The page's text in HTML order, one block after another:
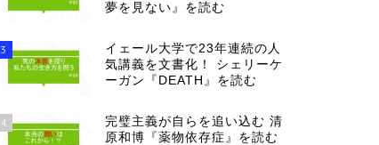
夢を見ない』を読む
3
イェール大学で23年連続の人
気講義を文書化！ シェリーケ
ーガン『DEATH』を読む
4
完璧主義が自らを追い込む 清
原和博『薬物依存症』を読む